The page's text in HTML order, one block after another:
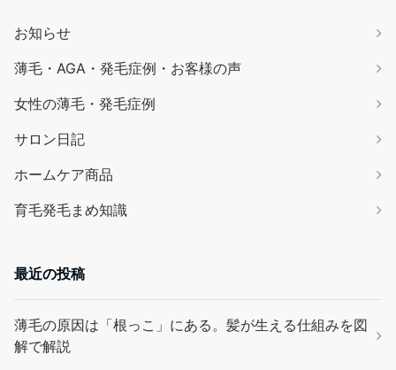
お知らせ
薄毛・AGA・発毛症例・お客様の声
女性の薄毛・発毛症例
サロン日記
ホームケア商品
育毛発毛まめ知識
最近の投稿
薄毛の原因は「根っこ」にある。髪が生える仕組みを図
解で解説